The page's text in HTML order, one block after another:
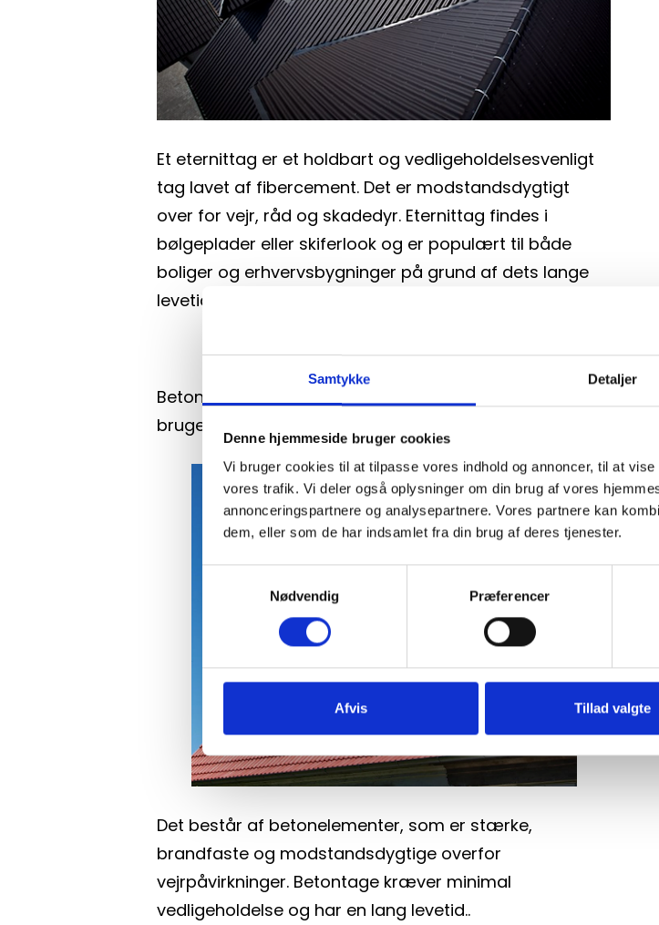
Samtykke Detaljer
Denne hjemmeside bruger cookies
Vi bruger cookies til at tilpasse vores indhold og annoncer, til at
vores trafik. Vi deler også oplysninger om din brug af vores
annonceringspartnere og analysepartnere. Vores partnere kan
dem, eller som de har indsamlet fra din brug af deres tjenester.
Nødvendig
Præferencer
Afvis Tillad valgte
Et eternittag er et holdbart og vedligeholdelsesvenligt
tag lavet af fibercement. Det er modstandsdygtigt
over for vejr, råd og skadedyr. Eternittag findes i
bølgeplader eller skiferlook og er populært til både
boliger og erhvervsbygninger på grund af dets lange
levetid.
BETONTAG
Betontag er et solidt og holdbart tagmateriale, der ofte
bruges til både private og industrielle bygninger.
Det består af betonelementer, som er stærke,
brandfaste og modstandsdygtige overfor
vejrpåvirkninger. Betontage kræver minimal
vedligeholdelse og har en lang levetid..